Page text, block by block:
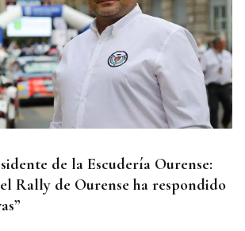
de la Escudería Ourense:
Rally de Ourense ha respondido